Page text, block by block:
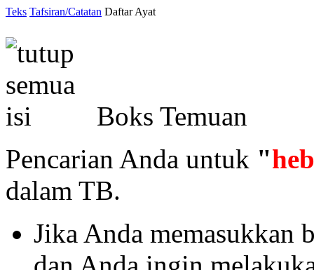
Teks Tafsiran/Catatan Daftar Ayat
Boks Temuan
Pencarian Anda untuk "
dalam TB.
Jika Anda memasukkan